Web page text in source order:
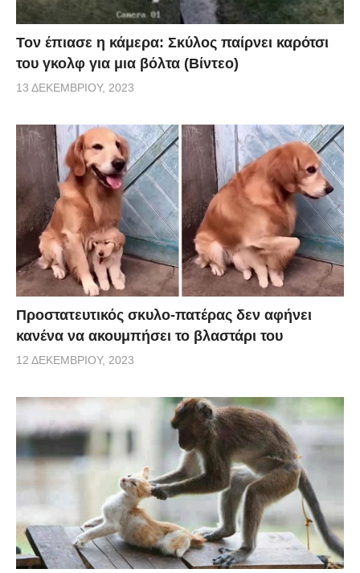
Τον έπιασε η κάμερα: Σκύλος παίρνει καρότσι
του γκολφ για μια βόλτα (Βίντεο)
13 ΔΕΚΕΜΒΡΊΟΥ, 2023
Προστατευτικός σκυλο-πατέρας δεν αφήνει
κανένα να ακουμπήσει το βλαστάρι του
12 ΔΕΚΕΜΒΡΊΟΥ, 2023